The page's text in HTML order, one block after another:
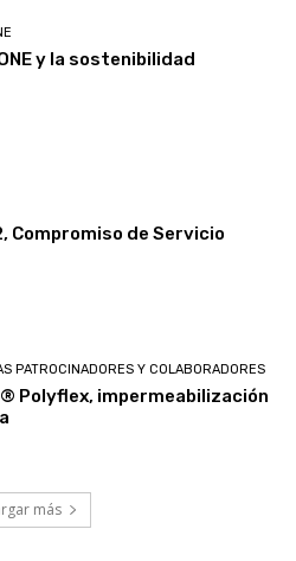
y la sostenibilidad
Compromiso de Servicio
PATROCINADORES Y COLABORADORES
Polyflex, impermeabilización
más